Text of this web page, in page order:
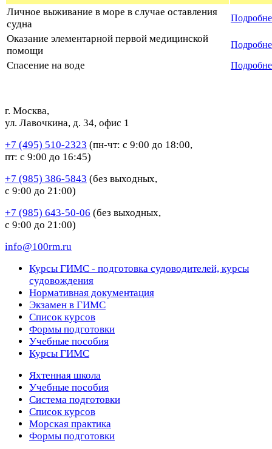
Личное выживание в море в случае оставления
судна
Оказание элементарной первой медицинской
помощи
Спасение на воде
г. Москва,
ул. Лавочкина, д. 34, офис 1
+7 (495) 510-2323 (пн-чт: с 9:00 до 18:00,
пт: с 9:00 до 16:45)
+7 (985) 386-5843 (без выходных,
с 9:00 до 21:00)
+7 (985) 643-50-06 (без выходных,
с 9:00 до 21:00)
info@100rm.ru
Курсы ГИМС - подготовка судоводителей, курсы
судовождения
Нормативная документация
Экзамен в ГИМС
Список курсов
Формы подготовки
Учебные пособия
Курсы ГИМС
Яхтенная школа
Учебные пособия
Cистема подготовки
Список курсов
Морская практика
Формы подготовки